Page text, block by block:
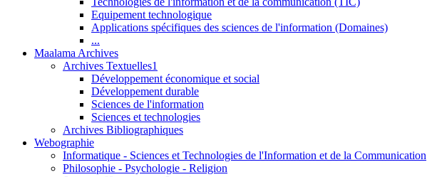
Equipement technologique
Applications spécifiques des sciences de l'information (Domaines)
...
Maalama Archives
Archives Textuelles1
Développement économique et social
Développement durable
Sciences de l'information
Sciences et technologies
Archives Bibliographiques
Webographie
Informatique - Sciences et Technologies de l'Information et de la Communication
Philosophie - Psychologie - Religion